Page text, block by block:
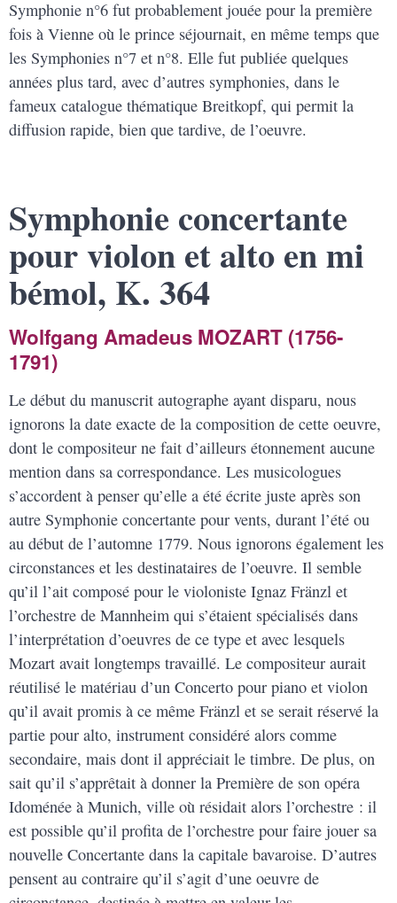
Symphonie n°6 fut probablement jouée pour la première
fois à Vienne où le prince séjournait, en même temps que
les Symphonies n°7 et n°8. Elle fut publiée quelques
années plus tard, avec d’autres symphonies, dans le
fameux catalogue thématique Breitkopf, qui permit la
diffusion rapide, bien que tardive, de l’oeuvre.
Symphonie concertante
pour violon et alto en mi
bémol, K. 364
Wolfgang Amadeus MOZART (1756-
1791)
Le début du manuscrit autographe ayant disparu, nous
ignorons la date exacte de la composition de cette oeuvre,
dont le compositeur ne fait d’ailleurs étonnement aucune
mention dans sa correspondance. Les musicologues
s’accordent à penser qu’elle a été écrite juste après son
autre Symphonie concertante pour vents, durant l’été ou
au début de l’automne 1779. Nous ignorons également les
circonstances et les destinataires de l’oeuvre. Il semble
qu’il l’ait composé pour le violoniste Ignaz Fränzl et
l’orchestre de Mannheim qui s’étaient spécialisés dans
l’interprétation d’oeuvres de ce type et avec lesquels
Mozart avait longtemps travaillé. Le compositeur aurait
réutilisé le matériau d’un Concerto pour piano et violon
qu’il avait promis à ce même Fränzl et se serait réservé la
partie pour alto, instrument considéré alors comme
secondaire, mais dont il appréciait le timbre. De plus, on
sait qu’il s’apprêtait à donner la Première de son opéra
Idoménée à Munich, ville où résidait alors l’orchestre : il
est possible qu’il profita de l’orchestre pour faire jouer sa
nouvelle Concertante dans la capitale bavaroise. D’autres
pensent au contraire qu’il s’agit d’une oeuvre de